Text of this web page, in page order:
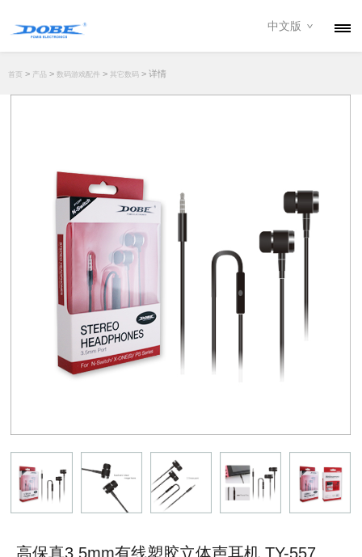
资讯
下载专区
经销商
中文版
首页 > 产品 > 数码游戏配件 > 其它数码 > 详情
高保真3.5mm有线塑胶立体声耳机 TY-557